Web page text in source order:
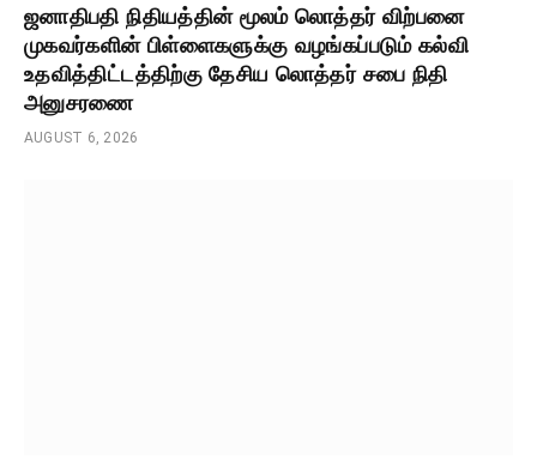
ஜனாதிபதி நிதியத்தின் மூலம் லொத்தர் விற்பனை
முகவர்களின் பிள்ளைகளுக்கு வழங்கப்படும் கல்வி
உதவித்திட்டத்திற்கு தேசிய லொத்தர் சபை நிதி
அனுசரணை
AUGUST 6, 2026